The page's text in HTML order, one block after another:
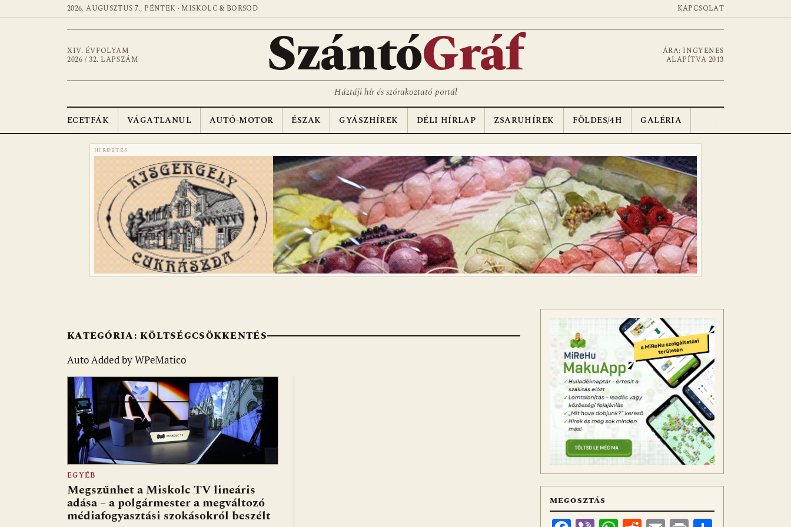
2026. AUGUSZTUS 7., PÉNTEK · MISKOLC & BORSOD KAPCSOLAT
XIV. ÉVFOLYAM
2026 / 32. LAPSZÁM
SzántóGráf
ÁRA: INGYENES
ALAPÍTVA 2013
Háztáji hír és szórakoztató portál
ECETFÁK VÁGATLANUL AUTÓ-MOTOR ÉSZAK GYÁSZHÍREK DÉLI HÍRLAP ZSARUHÍREK FÖLDES/4H GALÉRIA
HIRDETÉS
KATEGÓRIA:KÖLTSÉGCSÖKKENTÉS
Auto Added by WPeMatico
EGYÉB
Megszűnhet a Miskolc TV lineáris
adása – a polgármester a megváltozó
médiafogyasztási szokásokról beszélt
MEGOSZTÁS